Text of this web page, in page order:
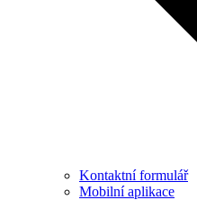
Kontaktní formulář
Mobilní aplikace